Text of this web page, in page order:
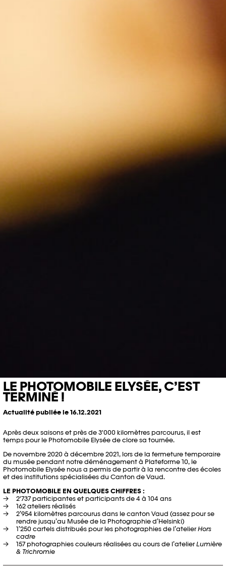
LE PHOTOMOBILE ELYSÉE, C’EST
TERMINÉ !
Actualité publiée le 16.12.2021
Après deux saisons et près de 3'000 kilomètres parcourus, il est
temps pour le Photomobile Elysée de clore sa tournée.
De novembre 2020 à décembre 2021, lors de la fermeture temporaire
du musée pendant notre déménagement à Plateforme 10, le
Photomobile Elysée nous a permis de partir à la rencontre des écoles
et des institutions spécialisées du Canton de Vaud.
LE PHOTOMOBILE EN QUELQUES CHIFFRES :
2'737 participantes et participants de 4 à 104 ans
162 ateliers réalisés
2’954 kilomètres parcourus dans le canton Vaud (assez pour se
rendre jusqu’au Musée de la Photographie d’Helsinki)
1’250 cartels distribués pour les photographies de l’atelierHors
cadre
157 photographies couleurs réalisées au cours de l’atelierLumière
& Trichromie